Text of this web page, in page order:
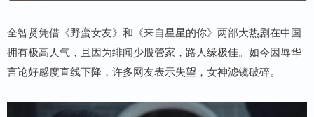
全智贤凭借《野蛮女友》和《来自星星的你》两部大热剧在中国
拥有极高人气，且因为绯闻少股管家，路人缘极佳。如今因辱华
言论好感度直线下降，许多网友表示失望，女神滤镜破碎。